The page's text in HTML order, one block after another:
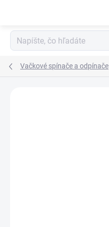
Vačkové spínače a odpínače